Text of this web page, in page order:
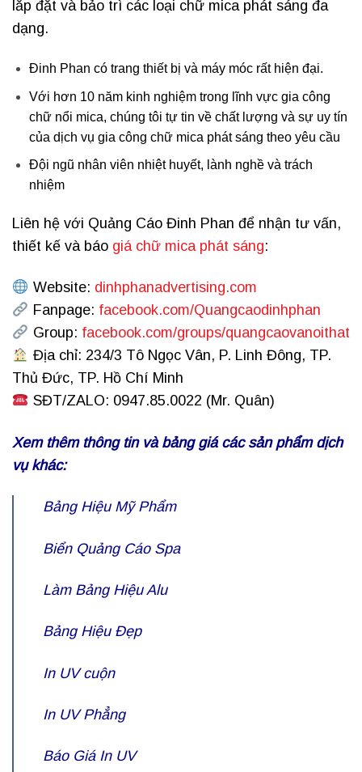
lắp đặt và bảo trì các loại chữ mica phát sáng đa
dạng.
Đinh Phan có trang thiết bị và máy móc rất hiện đại.
Với hơn 10 năm kinh nghiệm trong lĩnh vực gia công
chữ nổi mica, chúng tôi tự tin về chất lượng và sự uy tín
của dịch vụ gia công chữ mica phát sáng theo yêu cầu
Đội ngũ nhân viên nhiệt huyết, lành nghề và trách
nhiệm
Liên hệ với Quảng Cáo Đinh Phan để nhận tư vấn,
thiết kế và báo giá chữ mica phát sáng:
Website: dinhphanadvertising.com
Fanpage: facebook.com/Quangcaodinhphan
Group: facebook.com/groups/quangcaovanoithat
Địa chỉ: 234/3 Tô Ngọc Vân, P. Linh Đông, TP.
Thủ Đức, TP. Hồ Chí Minh
SĐT/ZALO: 0947.85.0022 (Mr. Quân)
Xem thêm thông tin và bảng giá các sản phẩm dịch
vụ khác:
Bảng Hiệu Mỹ Phẩm
Biển Quảng Cáo Spa
Làm Bảng Hiệu Alu
Bảng Hiệu Đẹp
In UV cuộn
In UV Phẳng
Báo Giá In UV